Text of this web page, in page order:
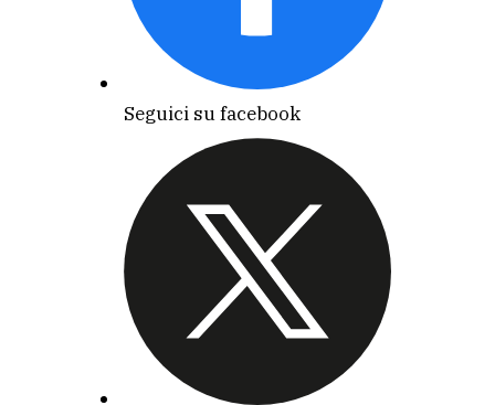
Seguici su facebook